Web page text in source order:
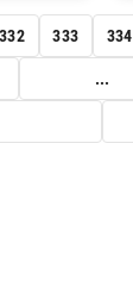
332 333 334
...